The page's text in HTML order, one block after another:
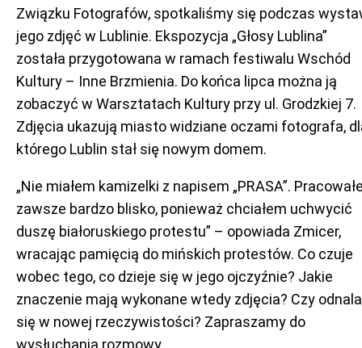
Związku Fotografów, spotkaliśmy się podczas
jego zdjęć w Lublinie. Ekspozycja „Głosy Lublina”
została przygotowana w ramach festiwalu Wschód
Kultury – Inne Brzmienia. Do końca lipca można ją
zobaczyć w Warsztatach Kultury przy ul. Grodzkiej 7.
Zdjęcia ukazują miasto widziane oczami fotografa,
którego Lublin stał się nowym domem.
„Nie miałem kamizelki z napisem „PRASA”.
zawsze bardzo blisko, ponieważ chciałem uchwycić
duszę białoruskiego protestu” – opowiada Zmicer,
wracając pamięcią do mińskich protestów. Co czuje
wobec tego, co dzieje się w jego ojczyźnie? Jakie
znaczenie mają wykonane wtedy zdjęcia? Czy
się w nowej rzeczywistości? Zapraszamy do
wysłuchania rozmowy.